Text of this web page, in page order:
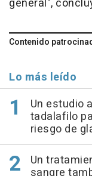
general",
Contenido
Lo más leído
Un estudio
tadalafilo
riesgo de
Un
sangre